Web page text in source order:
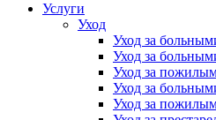
Услуги
Уход
Уход за
Уход за
Уход за
Уход за
Уход за